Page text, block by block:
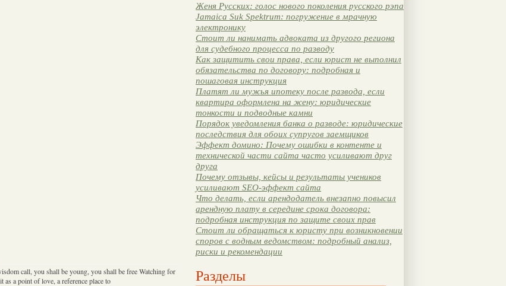
Женя Русских: голос нового поколения русского рэпа
Jamaica Suk Spektrum: погружение в мрачную
электронику
Стоит ли нанимать адвоката из другого региона
для судебного процесса по разводу
Как защитить свои права, если юрист не выполнил
обязательства по договору: подробная и
пошаговая инструкция
Платят ли мужья ипотеку после развода, если
квартира оформлена на жену: юридические
тонкости и подводные камни
Порядок уведомления банка о разводе: юридические
последствия для обоих супругов заемщиков
Эффект домино: Почему ошибки в контенте и
технической части сайта часто усиливают друг
друга
Почему отзывы, кейсы и результаты учеников
усиливают SEO-эффект сайта
Что делать, если арендодатель внезапно повысил
арендную плату в середине срока договора:
подробная инструкция по защите своих прав
Стоит ли обращаться к юристу при возникновении
споров с водным ведомством: подробный анализ,
риски и рекомендации
Разделы
call, you shall be young, you shall be free Watching for
as a point of love, a reference place to